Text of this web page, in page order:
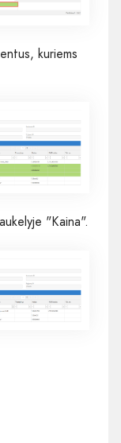
kuriems
"Kaina".